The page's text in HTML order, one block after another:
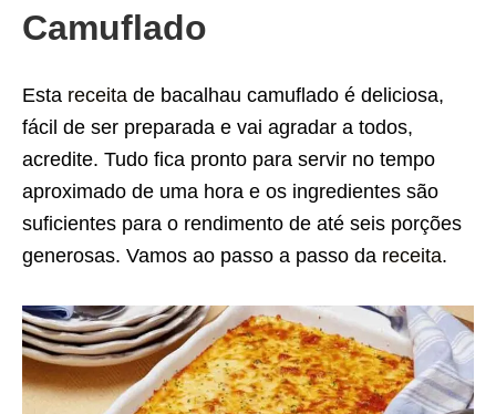
Camuflado
Esta receita de bacalhau camuflado é deliciosa,
fácil de ser preparada e vai agradar a todos,
acredite. Tudo fica pronto para servir no tempo
aproximado de uma hora e os ingredientes são
suficientes para o rendimento de até seis porções
generosas. Vamos ao passo a passo da receita.